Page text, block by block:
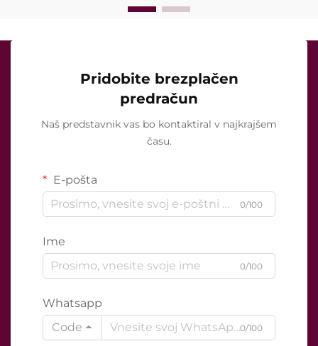
Pridobite brezplačen
predračun
Naš predstavnik vas bo kontaktiral v najkrajšem
času.
E-pošta
0/100
Ime
0/100
Whatsapp
Code
0/100